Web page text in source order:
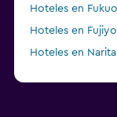
Hoteles en
Hoteles en
Hoteles en Narita